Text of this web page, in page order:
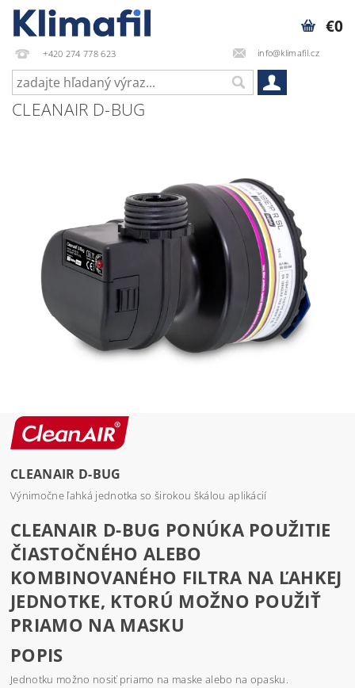
+420 274 778 623 info@klimafil.cz
€0
CLEANAIR D-BUG
CLEANAIR D-BUG
Výnimočne ľahká jednotka so širokou škálou aplikácií
CLEANAIR D-BUG PONÚKA POUŽITIE
ČIASTOČNÉHO ALEBO
KOMBINOVANÉHO FILTRA NA ĽAHKEJ
JEDNOTKE, KTORÚ MOŽNO POUŽIŤ
PRIAMO NA MASKU
POPIS
Jednotku možno nosiť priamo na maske alebo na opasku.